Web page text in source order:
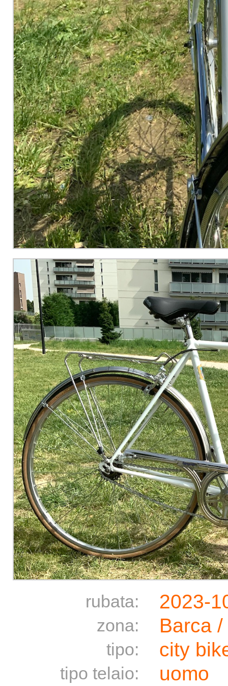
rubata: 2023-
zona: Barca
tipo: city
tipo telaio: uomo